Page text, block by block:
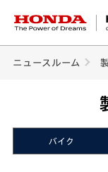
HONDA The
ニュースルーム
バイク